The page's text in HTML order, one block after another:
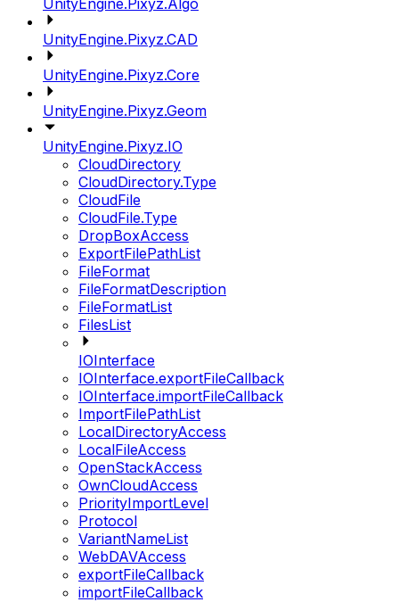
UnityEngine.Pixyz.Algo
UnityEngine.Pixyz.CAD
UnityEngine.Pixyz.Core
UnityEngine.Pixyz.Geom
UnityEngine.Pixyz.IO
CloudDirectory
CloudDirectory.Type
CloudFile
CloudFile.Type
DropBoxAccess
ExportFilePathList
FileFormat
FileFormatDescription
FileFormatList
FilesList
IOInterface
IOInterface.exportFileCallback
IOInterface.importFileCallback
ImportFilePathList
LocalDirectoryAccess
LocalFileAccess
OpenStackAccess
OwnCloudAccess
PriorityImportLevel
Protocol
VariantNameList
WebDAVAccess
exportFileCallback
importFileCallback